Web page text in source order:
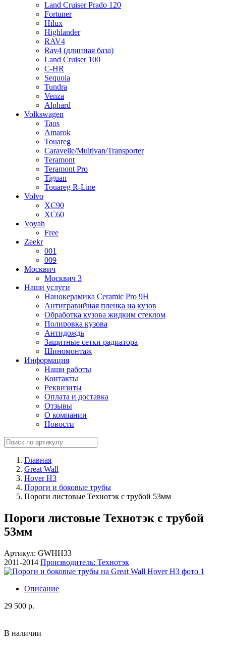
Land Cruiser Prado 120
Fortuner
Hilux
Highlander
RAV4
Rav4 (длинная база)
Land Cruiser 100
C-HR
Sequoia
Tundra
Venza
Alphard
Volkswagen
Taos
Amarok
Touareg
Caravelle/Multivan/Transporter
Teramont
Teramont Pro
Tiguan
Touareg R-Line
Volvo
XC90
XC60
Voyah
Free
Zeekr
001
009
Москвич
Москвич 3
Наши услуги
Нанокерамика Ceramic Pro 9H
Антигравийная пленка на кузов
Обработка кузова жидким стеклом
Полировка кузова
Антидождь
Защитные сетки радиатора
Шиномонтаж
Информация
Наши работы
Контакты
Реквизиты
Оплата и доставка
Отзывы
О компании
Новости
Главная
Great Wall
Hover H3
Пороги и боковые трубы
Пороги листовые Технотэк с трубой 53мм
Пороги листовые Технотэк с трубой
53мм
Артикул: GWHH33
2011-2014 Производитель: Технотэк
Описание
29 500 р.
В наличии